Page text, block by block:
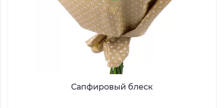
Сапфировый блеск